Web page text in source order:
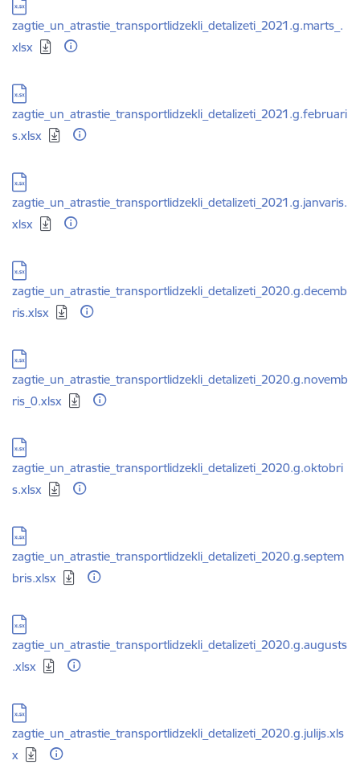
Lejupielādēt:
zagtie_un_atrastie_transportlidzekli_detalizeti_2021.g.marts_.
xlsx
Lejupielādēt:
zagtie_un_atrastie_transportlidzekli_detalizeti_2021.g.februari
s.xlsx
Lejupielādēt:
zagtie_un_atrastie_transportlidzekli_detalizeti_2021.g.janvaris.
xlsx
Lejupielādēt:
zagtie_un_atrastie_transportlidzekli_detalizeti_2020.g.decemb
ris.xlsx
Lejupielādēt:
zagtie_un_atrastie_transportlidzekli_detalizeti_2020.g.novemb
ris_0.xlsx
Lejupielādēt:
zagtie_un_atrastie_transportlidzekli_detalizeti_2020.g.oktobri
s.xlsx
Lejupielādēt:
zagtie_un_atrastie_transportlidzekli_detalizeti_2020.g.septem
bris.xlsx
Lejupielādēt:
zagtie_un_atrastie_transportlidzekli_detalizeti_2020.g.augusts
.xlsx
Lejupielādēt:
zagtie_un_atrastie_transportlidzekli_detalizeti_2020.g.julijs.xls
x